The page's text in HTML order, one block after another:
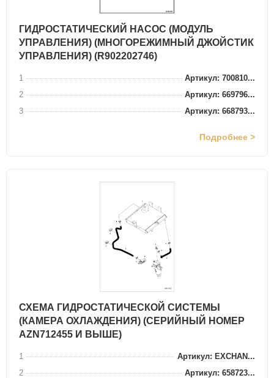
ГИДРОСТАТИЧЕСКИЙ НАСОС (МОДУЛЬ
УПРАВЛЕНИЯ) (МНОГОРЕЖИМНЫЙ ДЖОЙСТИК
УПРАВЛЕНИЯ) (R902202746)
1
Артикул: 700810...
2
Артикул: 669796...
3
Артикул: 668793...
Подробнее >
СХЕМА ГИДРОСТАТИЧЕСКОЙ СИСТЕМЫ
(КАМЕРА ОХЛАЖДЕНИЯ) (СЕРИЙНЫЙ НОМЕР
AZN712455 И ВЫШЕ)
1
Артикул: EXCHAN...
2
Артикул: 658723...